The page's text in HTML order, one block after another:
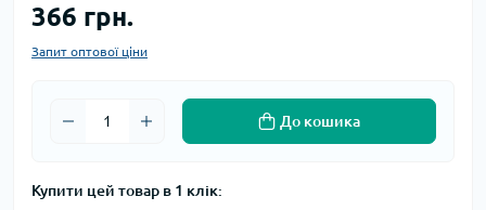
366 грн.
Запит оптової ціни
До кошика
Купити цей товар в 1 клік: